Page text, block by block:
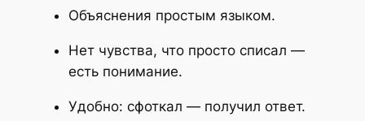
Объяснения простым языком.
Нет чувства, что просто списал —
есть понимание.
Удобно: сфоткал — получил ответ.